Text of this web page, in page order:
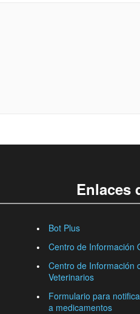
Enlaces
Bot Plus
Centro de Información
Centro de Información
Veterinarios
Formulario para
a medicamentos